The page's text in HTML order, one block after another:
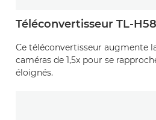
Téléconvertisseur TL-H58
Ce téléconvertisseur augmente
caméras de 1,5x pour se
éloignés.